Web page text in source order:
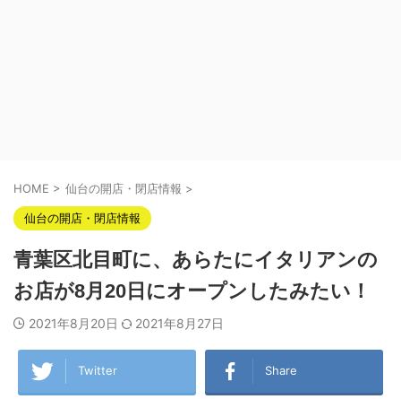
HOME > 仙台の開店・閉店情報 >
仙台の開店・閉店情報
青葉区北目町に、あらたにイタリアンの
お店が8月20日にオープンしたみたい！
2021年8月20日 2021年8月27日
Twitter Share